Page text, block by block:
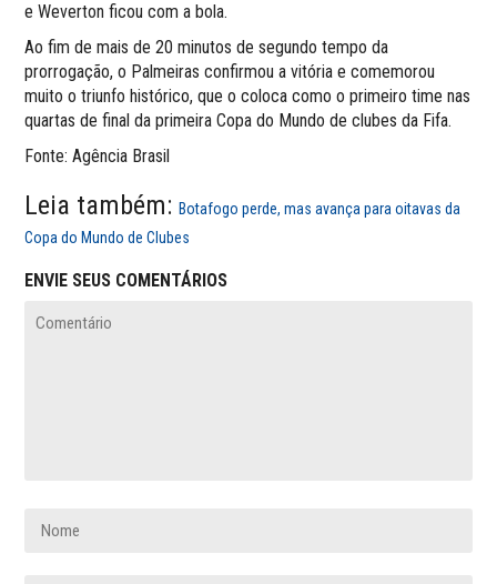
e Weverton ficou com a bola.
Ao fim de mais de 20 minutos de segundo tempo da
prorrogação, o Palmeiras confirmou a vitória e comemorou
muito o triunfo histórico, que o coloca como o primeiro time nas
quartas de final da primeira Copa do Mundo de clubes da Fifa.
Fonte: Agência Brasil
Leia também:Botafogo perde, mas avança para oitavas da
Copa do Mundo de Clubes
ENVIE SEUS COMENTÁRIOS